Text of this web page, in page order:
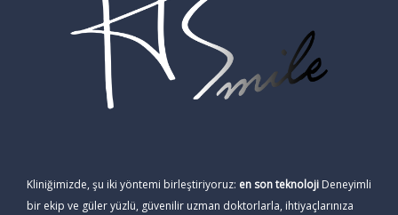
Kliniğimizde, şu iki yöntemi birleştiriyoruz: en son teknoloji Deneyimli
bir ekip ve güler yüzlü, güvenilir uzman doktorlarla, ihtiyaçlarınıza